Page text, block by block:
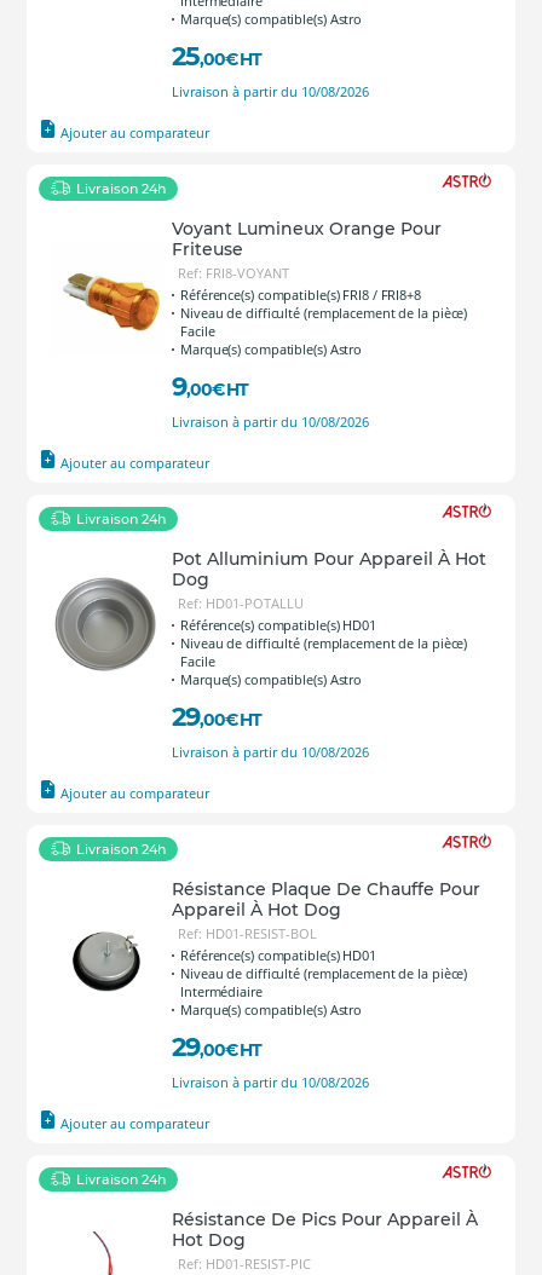
Marque(s) compatible(s) Astro
25,00€HT
Livraison à partir du 10/08/2026
Ajouter au comparateur
Livraison 24h
Voyant Lumineux Orange Pour
Friteuse
Ref: FRI8-VOYANT
Référence(s) compatible(s) FRI8 / FRI8+8
Niveau de difficulté (remplacement de la pièce)
Facile
Marque(s) compatible(s) Astro
9,00€HT
Livraison à partir du 10/08/2026
Ajouter au comparateur
Livraison 24h
Pot Alluminium Pour Appareil À Hot
Dog
Ref: HD01-POTALLU
Référence(s) compatible(s) HD01
Niveau de difficulté (remplacement de la pièce)
Facile
Marque(s) compatible(s) Astro
29,00€HT
Livraison à partir du 10/08/2026
Ajouter au comparateur
Livraison 24h
Résistance Plaque De Chauffe Pour
Appareil À Hot Dog
Ref: HD01-RESIST-BOL
Référence(s) compatible(s) HD01
Niveau de difficulté (remplacement de la pièce)
Intermédiaire
Marque(s) compatible(s) Astro
29,00€HT
Livraison à partir du 10/08/2026
Ajouter au comparateur
Livraison 24h
Résistance De Pics Pour Appareil À
Hot Dog
Ref: HD01-RESIST-PIC